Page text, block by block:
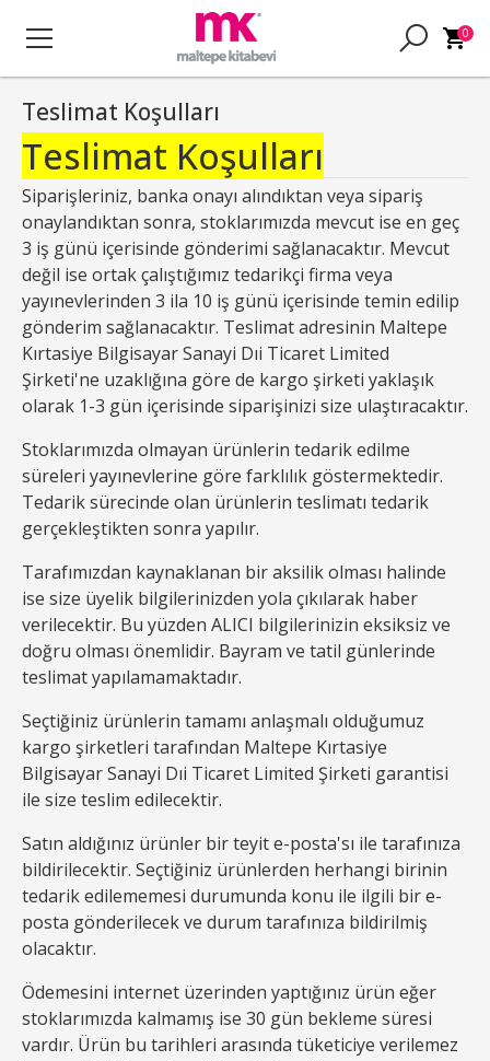
0
Teslimat Koşulları
Teslimat Koşulları
Siparişleriniz, banka onayı alındıktan veya sipariş
onaylandıktan sonra, stoklarımızda mevcut ise en geç
3 iş günü içerisinde gönderimi sağlanacaktır. Mevcut
değil ise ortak çalıştığımız tedarikçi firma veya
yayınevlerinden 3 ila 10 iş günü içerisinde temin edilip
gönderim sağlanacaktır. Teslimat adresinin Maltepe
Kırtasiye Bilgisayar Sanayi Dıi Ticaret Limited
Şirketi'ne uzaklığına göre de kargo şirketi yaklaşık
olarak 1-3 gün içerisinde siparişinizi size ulaştıracaktır.
Stoklarımızda olmayan ürünlerin tedarik edilme
süreleri yayınevlerine göre farklılık göstermektedir.
Tedarik sürecinde olan ürünlerin teslimatı tedarik
gerçekleştikten sonra yapılır.
Tarafımızdan kaynaklanan bir aksilik olması halinde
ise size üyelik bilgilerinizden yola çıkılarak haber
verilecektir. Bu yüzden ALICI bilgilerinizin eksiksiz ve
doğru olması önemlidir. Bayram ve tatil günlerinde
teslimat yapılamamaktadır.
Seçtiğiniz ürünlerin tamamı anlaşmalı olduğumuz
kargo şirketleri tarafından Maltepe Kırtasiye
Bilgisayar Sanayi Dıi Ticaret Limited Şirketi garantisi
ile size teslim edilecektir.
Satın aldığınız ürünler bir teyit e-posta'sı ile tarafınıza
bildirilecektir. Seçtiğiniz ürünlerden herhangi birinin
tedarik edilememesi durumunda konu ile ilgili bir e-
posta gönderilecek ve durum tarafınıza bildirilmiş
olacaktır.
Ödemesini internet üzerinden yaptığınız ürün eğer
stoklarımızda kalmamış ise 30 gün bekleme süresi
vardır. Ürün bu tarihleri arasında tüketiciye verilemez